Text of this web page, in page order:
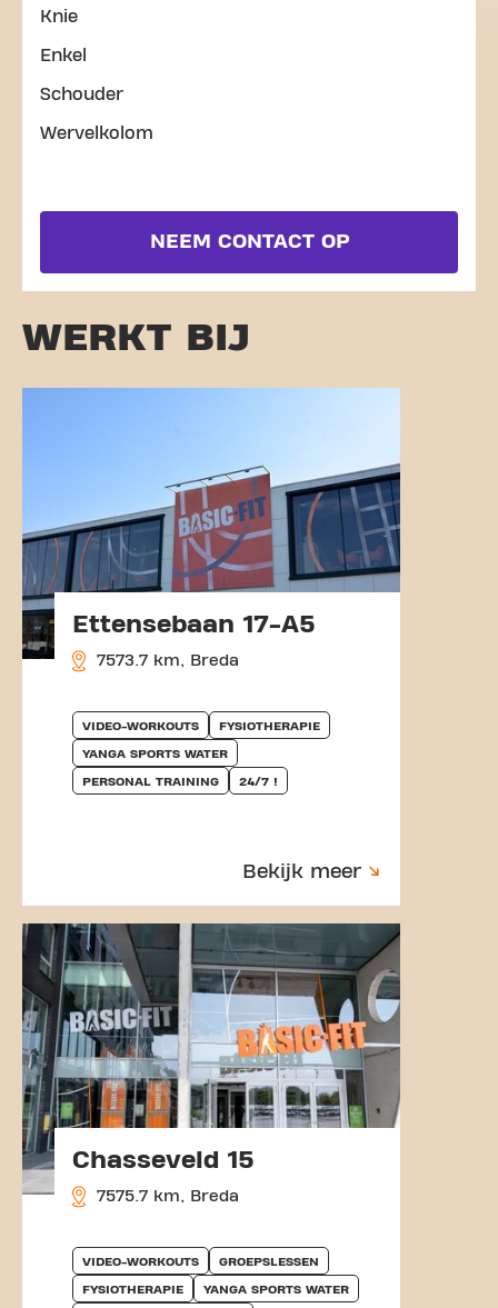
Knie
Enkel
Schouder
Wervelkolom
NEEM CONTACT OP
WERKT BIJ
Ettensebaan 17-A5
7573.7 km, Breda
VIDEO-WORKOUTS FYSIOTHERAPIE
YANGA SPORTS WATER
PERSONAL TRAINING 24/7 !
Bekijk meer
Chasseveld 15
7575.7 km, Breda
VIDEO-WORKOUTS GROEPSLESSEN
FYSIOTHERAPIE YANGA SPORTS WATER